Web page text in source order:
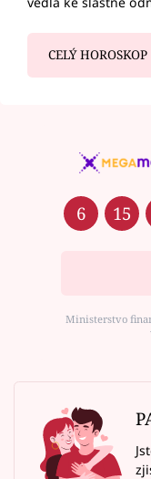
CELÝ
6 15
Ministerstvo